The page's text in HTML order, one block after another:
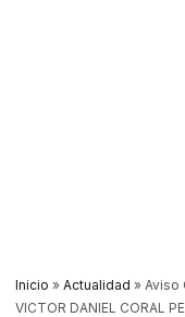
Inicio » Actualidad » Aviso
VICTOR DANIEL CORAL